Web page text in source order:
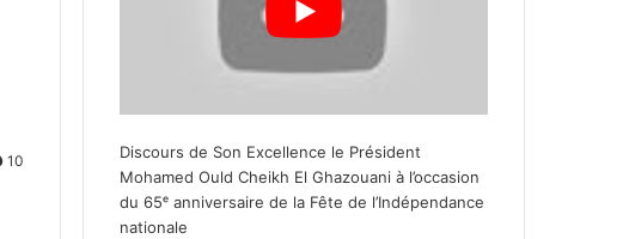
10
Discours de Son Excellence le Président
Mohamed Ould Cheikh El Ghazouani à l’occasion
du 65ᵉ anniversaire de la Fête de l’Indépendance
nationale